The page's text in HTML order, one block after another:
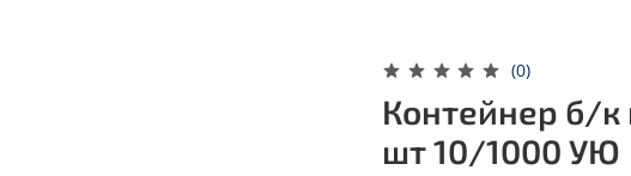
(0)
Контейнер б/к
шт 10/1000 УЮ